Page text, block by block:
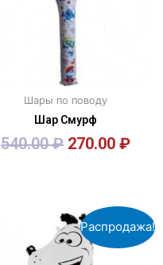
Шары по поводу
Шар Смурф
540.00₽ 270.00₽
Распродажа!